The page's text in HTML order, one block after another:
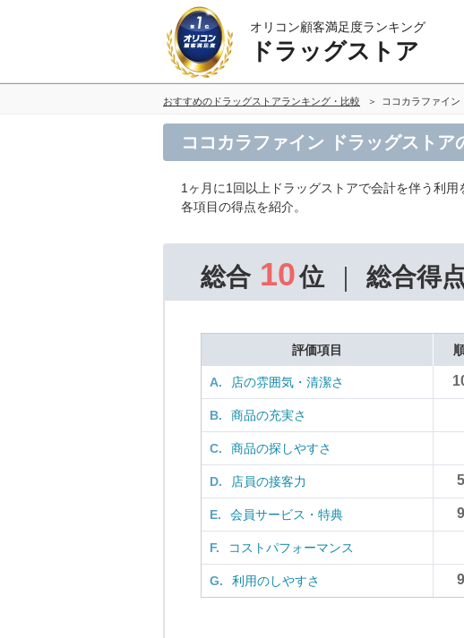
オリコン顧客満足度ランキング
ドラッグストア
おすすめのドラッグストアランキング・比較 ココカラファイン
ココカラファイン ドラッグストア
1ヶ月に1回以上ドラッグストアで会計を伴う利用
各項目の得点を紹介。
総合 10位 総合得
評価項目
A. 店の雰囲気・清潔さ
B. 商品の充実さ
C. 商品の探しやすさ
D. 店員の接客力 5
E. 会員サービス・特典 9
F. コストパフォーマンス
G. 利用のしやすさ 9